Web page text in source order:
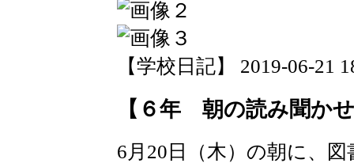
【学校日記】 2019-06-21
【６年 朝の読み聞か
6月20日（木）の朝に、